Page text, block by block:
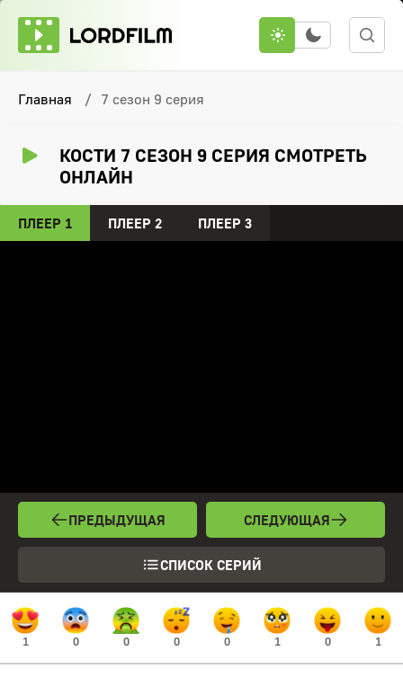
Главная 7 сезон 9 серия
КОСТИ 7 СЕЗОН 9 СЕРИЯ СМОТРЕТЬ
ОНЛАЙН
ПЛЕЕР 1 ПЛЕЕР 2 ПЛЕЕР 3
ПРЕДЫДУЩАЯ
СПИСОК СЕРИЙ
СЛЕДУЮЩАЯ
1 0 0 0 0 1 0 1